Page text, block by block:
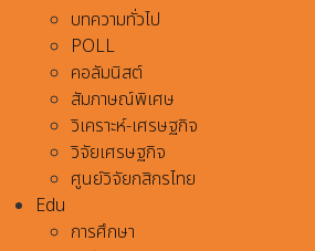
บทความทั่วไป
POLL
คอลัมนิสต์
สัมภาษณ์พิเศษ
วิเคราะห์-เศรษฐกิจ
วิจัยเศรษฐกิจ
ศูนย์วิจัยกสิกรไทย
Edu
การศึกษา